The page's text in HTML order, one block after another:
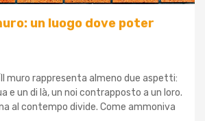
un luogo dove poter
muro rappresenta almeno due aspetti:
e un di là, un noi contrapposto a un loro.
al contempo divide. Come ammoniva